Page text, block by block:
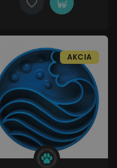
AKCIA